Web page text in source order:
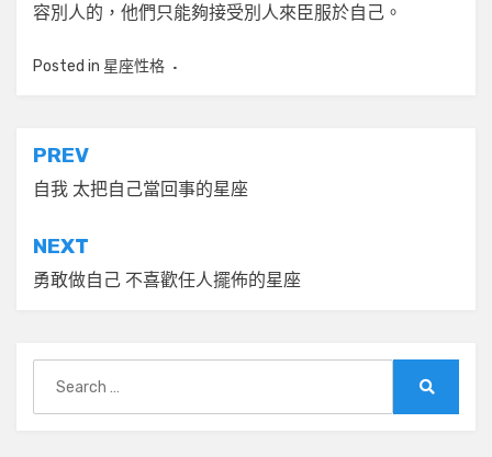
容別人的，他們只能夠接受別人來臣服於自己。
Posted in 星座性格
文
章
導
覽
PREV
自我 太把自己當回事的星座
NEXT
勇敢做自己 不喜歡任人擺佈的星座
for: